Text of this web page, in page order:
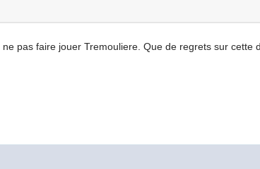
pas faire jouer Tremouliere. Que de regrets sur cette